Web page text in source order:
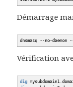
Démarrage
dnsmasq --no-daemon
Vérification
dig